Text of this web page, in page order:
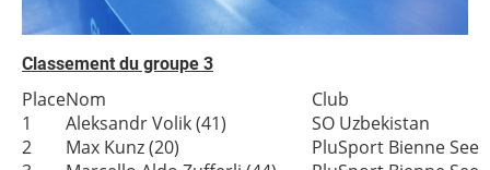
Classement du groupe 3
PlaceNom
Club
1
Aleksandr Volik (41)
SO Uzbekistan
2
Max Kunz (20)
PluSport Bienne